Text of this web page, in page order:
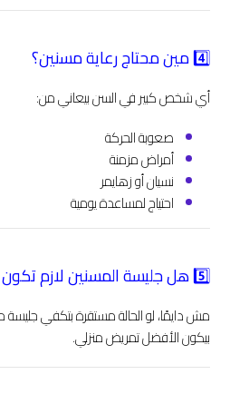
4️⃣ مين محتاج رعاية مسنين؟
أي شخص كبير في السن بيعاني من:
صعوبة الحركة
أمراض مزمنة
نسيان أو زهايمر
احتياج لمساعدة يومية
5️⃣ هل جليسة المسنين لازم تكون ممرضة؟
مش دايمًا، لو الحالة مستقرة بتكفي جليسة
بيكون الأفضل تمريض منزلي.